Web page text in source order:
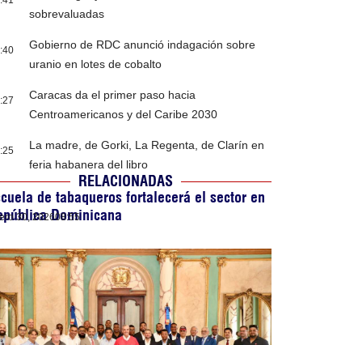
sobrevaluadas
Gobierno de RDC anunció indagación sobre
uranio en lotes de cobalto
Caracas da el primer paso hacia
Centroamericanos y del Caribe 2030
La madre, de Gorki, La Regenta, de Clarín en
feria habanera del libro
RELACIONADAS
de tabaqueros fortalecerá el sector en
Dominicana
30, 202608:55